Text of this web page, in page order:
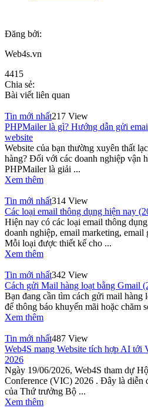
Đăng bởi:
Web4s.vn
4415
Chia sẻ:
Bài viết liên quan
Tin mới nhất217 View
PHPMailer là gì? Hướng dẫn gửi
website
Website của bạn thường xuyên thất
hàng? Đối với các doanh nghiệp vận
PHPMailer là giải ...
Xem thêm
Tin mới nhất314 View
Các loại email thông dụng hiện nay
Hiện nay có các loại email thông
doanh nghiệp, email marketing,
Mỗi loại được thiết kế cho ...
Xem thêm
Tin mới nhất342 View
Cách gửi Mail hàng loạt bằng Gmail
Bạn đang cần tìm cách gửi mail hàng
để thông báo khuyến mãi hoặc chăm
Xem thêm
Tin mới nhất487 View
Web4S mang Website tích hợp AI tới
2026
Ngày 19/06/2026, Web4S tham dự
Conference (VIC) 2026 . Đây là diễn
của Thứ trưởng Bộ ...
Xem thêm